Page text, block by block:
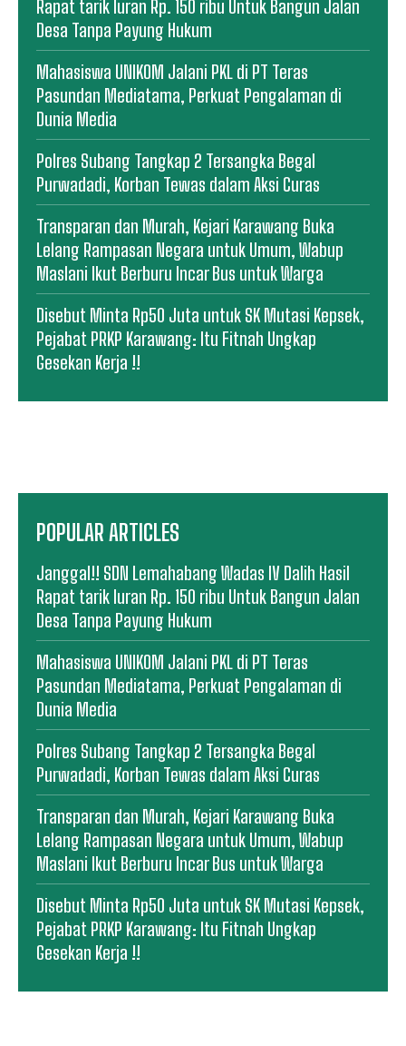
Rapat tarik Iuran Rp. 150 ribu Untuk Bangun Jalan
Desa Tanpa Payung Hukum
Mahasiswa UNIKOM Jalani PKL di PT Teras
Pasundan Mediatama, Perkuat Pengalaman di
Dunia Media
Polres Subang Tangkap 2 Tersangka Begal
Purwadadi, Korban Tewas dalam Aksi Curas
Transparan dan Murah, Kejari Karawang Buka
Lelang Rampasan Negara untuk Umum, Wabup
Maslani Ikut Berburu Incar Bus untuk Warga
Disebut Minta Rp50 Juta untuk SK Mutasi Kepsek,
Pejabat PRKP Karawang: Itu Fitnah Ungkap
Gesekan Kerja !!
POPULAR ARTICLES
Janggal!! SDN Lemahabang Wadas IV Dalih Hasil
Rapat tarik Iuran Rp. 150 ribu Untuk Bangun Jalan
Desa Tanpa Payung Hukum
Mahasiswa UNIKOM Jalani PKL di PT Teras
Pasundan Mediatama, Perkuat Pengalaman di
Dunia Media
Polres Subang Tangkap 2 Tersangka Begal
Purwadadi, Korban Tewas dalam Aksi Curas
Transparan dan Murah, Kejari Karawang Buka
Lelang Rampasan Negara untuk Umum, Wabup
Maslani Ikut Berburu Incar Bus untuk Warga
Disebut Minta Rp50 Juta untuk SK Mutasi Kepsek,
Pejabat PRKP Karawang: Itu Fitnah Ungkap
Gesekan Kerja !!